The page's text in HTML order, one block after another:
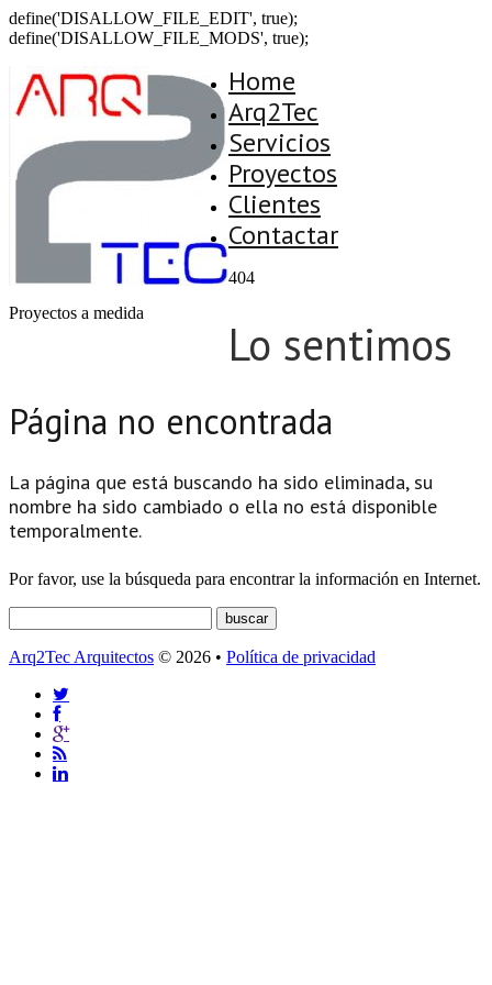
define('DISALLOW_FILE_EDIT', true);
define('DISALLOW_FILE_MODS', true);
Proyectos a medida
Home
Arq2Tec
Servicios
Proyectos
Clientes
Contactar
404
Lo sentimos
Página no encontrada
La página que está buscando ha sido eliminada, su
nombre ha sido cambiado o ella no está disponible
temporalmente.
Por favor, use la búsqueda para encontrar la información en Internet.
Arq2Tec Arquitectos © 2026 • Política de privacidad